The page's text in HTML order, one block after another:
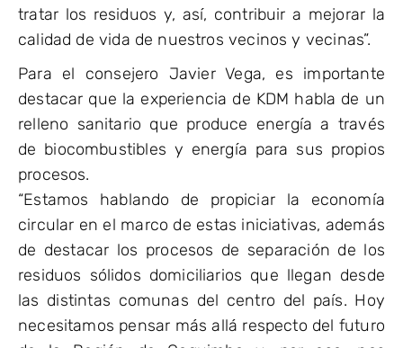
tratar los residuos y, así, contribuir a mejorar la
calidad de vida de nuestros vecinos y vecinas”.
Para el consejero Javier Vega, es importante
destacar que la experiencia de KDM habla de un
relleno sanitario que produce energía a través
de biocombustibles y energía para sus propios
procesos.
“Estamos hablando de propiciar la economía
circular en el marco de estas iniciativas, además
de destacar los procesos de separación de los
residuos sólidos domiciliarios que llegan desde
las distintas comunas del centro del país. Hoy
necesitamos pensar más allá respecto del futuro